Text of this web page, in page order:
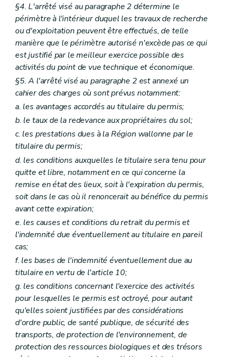
§4. L'arrêté visé au paragraphe 2 détermine le
périmètre à l'intérieur duquel les travaux de recherche
ou d'exploitation peuvent être effectués, de telle
manière que le périmètre autorisé n'excède pas ce qui
est justifié par le meilleur exercice possible des
activités du point de vue technique et économique.
§5. A l'arrêté visé au paragraphe 2 est annexé un
cahier des charges où sont prévus notamment:
a. les avantages accordés au titulaire du permis;
b. le taux de la redevance aux propriétaires du sol;
c. les prestations dues à la Région wallonne par le
titulaire du permis;
d. les conditions auxquelles le titulaire sera tenu pour
quitte et libre, notamment en ce qui concerne la
remise en état des lieux, soit à l'expiration du permis,
soit dans le cas où il renoncerait au bénéfice du permis
avant cette expiration;
e. les causes et conditions du retrait du permis et
l'indemnité due éventuellement au titulaire en pareil
cas;
f. les bases de l'indemnité éventuellement due au
titulaire en vertu de l'article 10;
g. les conditions concernant l'exercice des activités
pour lesquelles le permis est octroyé, pour autant
qu'elles soient justifiées par des considérations
d'ordre public, de santé publique, de sécurité des
transports, de protection de l'environnement, de
protection des ressources biologiques et des trésors